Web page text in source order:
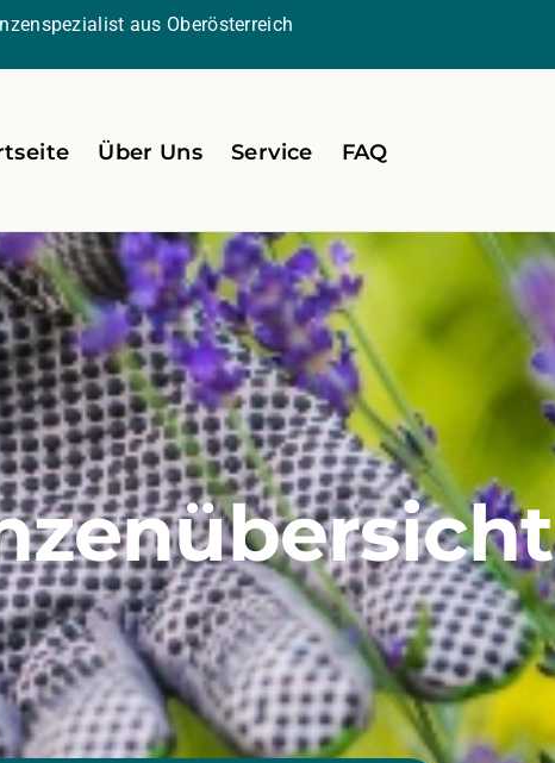
aus Oberösterreich
Über Uns Service FAQ